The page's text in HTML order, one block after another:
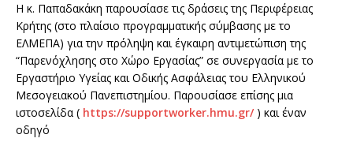
Η κ. Παπαδακάκη παρουσίασε τις δράσεις της Περιφέρειας
Κρήτης (στο πλαίσιο προγραμματικής σύμβασης με το
ΕΛΜΕΠΑ) για την πρόληψη και έγκαιρη αντιμετώπιση της
“Παρενόχλησης στο Χώρο Εργασίας” σε συνεργασία με το
Εργαστήριο Υγείας και Οδικής Ασφάλειας του Ελληνικού
Μεσογειακού Πανεπιστημίου. Παρουσίασε επίσης μια
ιστοσελίδα ( https://supportworker.hmu.gr/) και έναν
οδηγό